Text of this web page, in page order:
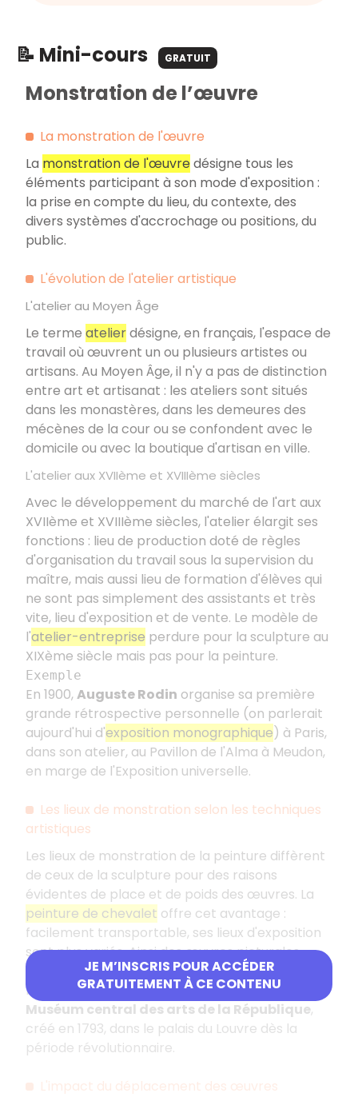
📝 Mini-cours GRATUIT
JE M’INSCRIS POUR ACCÉDER
GRATUITEMENT À CE CONTENU
Monstration de l’œuvre
La monstration de l'œuvre
La monstration de l'œuvre désigne tous les
éléments participant à son mode d'exposition :
la prise en compte du lieu, du contexte, des
divers systèmes d'accrochage ou positions, du
public.
L'évolution de l'atelier artistique
L'atelier au Moyen Âge
Le terme atelierdésigne, en français, l'espace de
travail où œuvrent un ou plusieurs artistes ou
artisans. Au Moyen Âge, il n'y a pas de distinction
entre art et artisanat : les ateliers sont situés
dans les monastères, dans les demeures des
mécènes de la cour ou se confondent avec le
domicile ou avec la boutique d'artisan en ville.
L'atelier aux XVIIème et XVIIIème siècles
Avec le développement du marché de l'art aux
XVIIème et XVIIIème siècles, l'atelier élargit ses
fonctions : lieu de production doté de règles
d'organisation du travail sous la supervision du
maître, mais aussi lieu de formation d'élèves qui
ne sont pas simplement des assistants et très
vite, lieu d'exposition et de vente. Le modèle de
l'atelier-entreprise perdure pour la sculpture au
XIXème siècle mais pas pour la peinture.
Exemple
En 1900, Auguste Rodin organise sa première
grande rétrospective personnelle (on parlerait
aujourd'hui d'exposition monographique) à Paris,
dans son atelier, au Pavillon de l'Alma à Meudon,
en marge de l'Exposition universelle.
Les lieux de monstration selon les techniques
artistiques
Les lieux de monstration de la peinture diffèrent
de ceux de la sculpture pour des raisons
évidentes de place et de poids des œuvres. La
peinture de chevalet offre cet avantage :
facilement transportable, ses lieux d'exposition
sont plus variés. Ainsi des œuvres picturales
conçues pour des églises ou château se
retrouvent, pour éviter leur destruction, au
Muséum central des arts de la République,
créé en 1793, dans le palais du Louvre dès la
période révolutionnaire.
L'impact du déplacement des œuvres